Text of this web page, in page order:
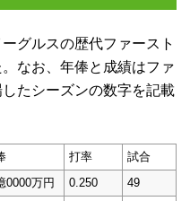
グルスの歴代ファースト
なお、年俸と成績はファ
たシーズンの数字を記載
打率
試合
0000万円 0.250 49